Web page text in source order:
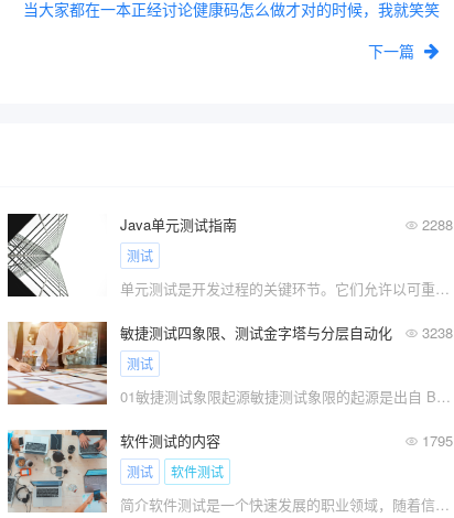
当大家都在一本正经讨论健康码怎么做才对的时候，我就笑笑
下一篇
Java单元测试指南 2288
测试
单元测试是开发过程的关键环节。它们允许以可重复执行、可维护的方式对代码进行快速、简单的测试。具体来说，单元测
敏捷测试四象限、测试金字塔与分层自动化 3238
测试
01敏捷测试象限起源敏捷测试象限的起源是出自 Brian Marick 最开始提出的敏捷测试矩阵。后来在他的
软件测试的内容 1795
测试 软件测试
简介软件测试是一个快速发展的职业领域，随着信息技术的不断发展和应用，软件测试的重要性也越来越受到重视。